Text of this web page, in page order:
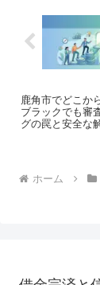
鹿角市でどこか
ブラックでも審
グの罠と安全な
ホーム